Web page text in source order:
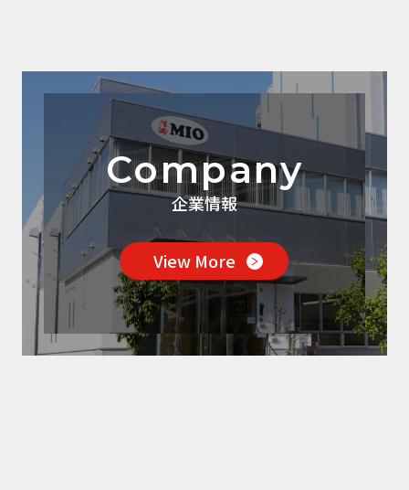
Company
企業情報
View More